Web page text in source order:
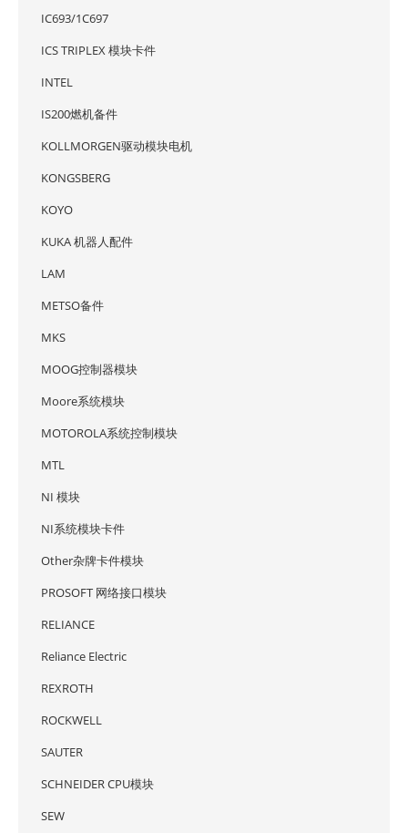
IC693/1C697
ICS TRIPLEX 模块卡件
INTEL
IS200燃机备件
KOLLMORGEN驱动模块电机
KONGSBERG
KOYO
KUKA 机器人配件
LAM
METSO备件
MKS
MOOG控制器模块
Moore系统模块
MOTOROLA系统控制模块
MTL
NI 模块
NI系统模块卡件
Other杂牌卡件模块
PROSOFT 网络接口模块
RELIANCE
Reliance Electric
REXROTH
ROCKWELL
SAUTER
SCHNEIDER CPU模块
SEW